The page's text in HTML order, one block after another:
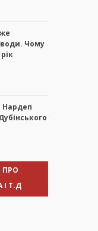
Чому
Нардеп
ПРО
І Т.Д